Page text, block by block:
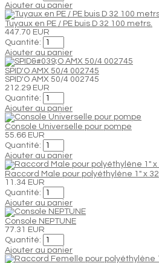
Ajouter au panier
Tuyaux en PE / PE buis D 32 100 metrs.
447.70 EUR
Quantité:
Ajouter au panier
SPID'O AMX 50/4 002745
SPID'O AMX 50/4 002745
212.29 EUR
Quantité:
Ajouter au panier
Console Universelle pour pompe
55.66 EUR
Quantité:
Ajouter au panier
Raccord Male pour polyéthylène 1" x 32
11.34 EUR
Quantité:
Ajouter au panier
Console NEPTUNE
77.31 EUR
Quantité:
Ajouter au panier